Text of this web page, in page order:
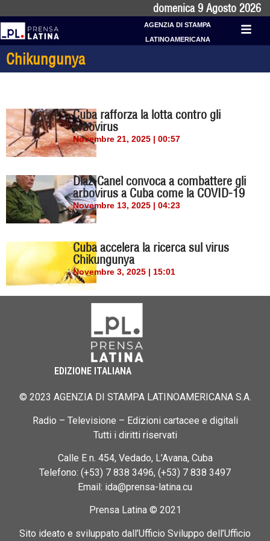
domenica 9 Agosto 2026
AGENZIA DI STAMPA
LATINOAMERICANA
Chikungunya
Cuba rafforza la lotta contro gli
arbovirus
Novembre 21, 2025 | 00:57
Díaz-Canel convoca a combattere gli
arbovirus a Cuba come la COVID-19
Novembre 13, 2025 | 04:23
Cuba accelera la ricerca sul virus
Chikungunya
Novembre 3, 2025 | 15:01
EDIZIONE ITALIANA
© 2023 AGENZIA DI STAMPA LATINOAMERICANA S.A.
Radio – Televisione – Edizioni cartacee e digitali
Tutti i diritti riservati
Calle E n. 454, Vedado, L’Avana, Cuba
Telefono: (+53) 7 838 3496, (+53) 7 838 3497
Email: ida@prensa-latina.cu
Prensa Latina © 2021
Sito ideato e sviluppato dall’Ufficio Sviluppo dell’Ufficio